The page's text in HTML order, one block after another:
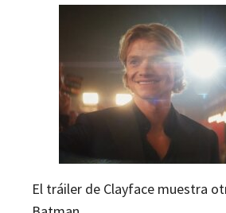
El tráiler de Clayface muestra